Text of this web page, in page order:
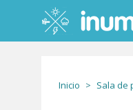
principal
Inicio Sala de